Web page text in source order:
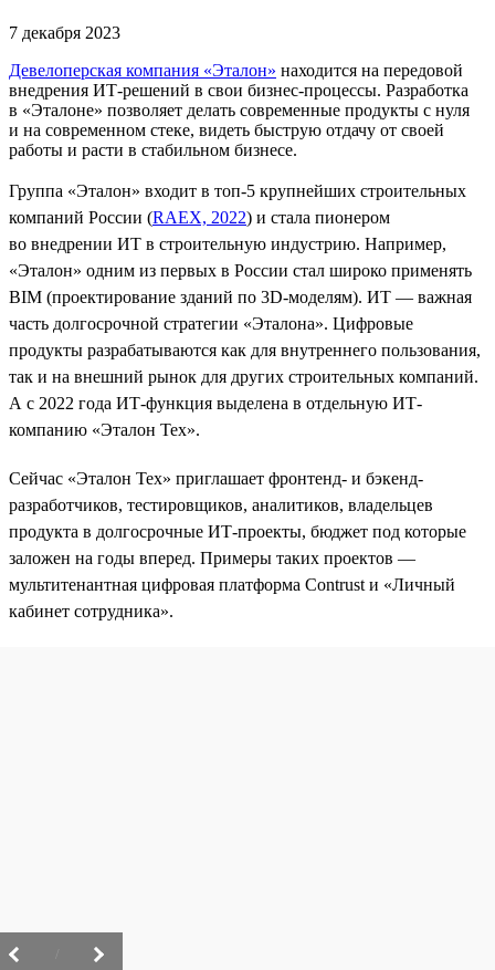
7 декабря 2023
Девелоперская компания «Эталон» находится на передовой
внедрения ИТ-решений в свои бизнес-процессы. Разработка
в «Эталоне» позволяет делать современные продукты с нуля
и на современном стеке, видеть быструю отдачу от своей
работы и расти в стабильном бизнесе.
Группа «Эталон» входит в топ-5 крупнейших строительных
компаний России (RAEX, 2022) и стала пионером
во внедрении ИТ в строительную индустрию. Например,
«Эталон» одним из первых в России стал широко применять
BIM (проектирование зданий по 3D-моделям). ИТ — важная
часть долгосрочной стратегии «Эталона». Цифровые
продукты разрабатываются как для внутреннего пользования,
так и на внешний рынок для других строительных компаний.
А с 2022 года ИТ-функция выделена в отдельную ИТ-
компанию «Эталон Тех».
Сейчас «Эталон Тех» приглашает фронтенд- и бэкенд-
разработчиков, тестировщиков, аналитиков, владельцев
продукта в долгосрочные ИТ-проекты, бюджет под которые
заложен на годы вперед. Примеры таких проектов —
мультитенантная цифровая платформа Contrust и «Личный
кабинет сотрудника».